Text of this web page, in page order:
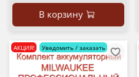
В корзину
АКЦИЯ! Уведомить / заказать